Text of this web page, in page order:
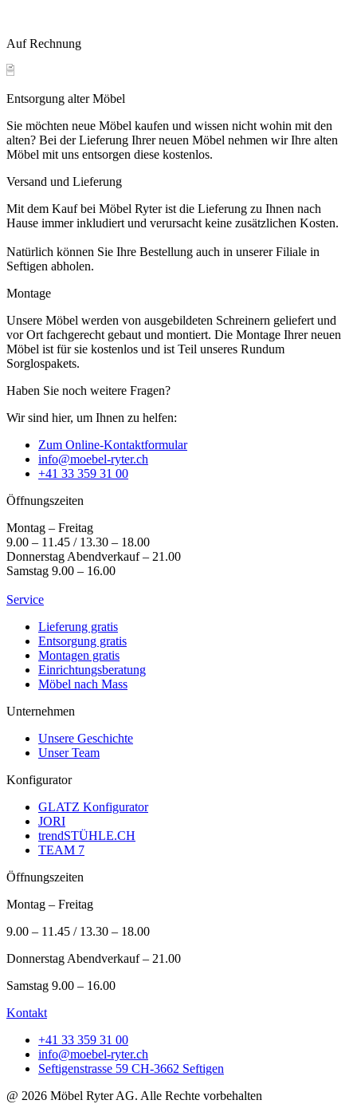
Auf Rechnung
Entsorgung alter Möbel
Sie möchten neue Möbel kaufen und wissen nicht wohin mit den
alten? Bei der Lieferung Ihrer neuen Möbel nehmen wir Ihre alten
Möbel mit uns entsorgen diese kostenlos.
Versand und Lieferung
Mit dem Kauf bei Möbel Ryter ist die Lieferung zu Ihnen nach
Hause immer inkludiert und verursacht keine zusätzlichen Kosten.
Natürlich können Sie Ihre Bestellung auch in unserer Filiale in
Seftigen abholen.
Montage
Unsere Möbel werden von ausgebildeten Schreinern geliefert und
vor Ort fachgerecht gebaut und montiert. Die Montage Ihrer neuen
Möbel ist für sie kostenlos und ist Teil unseres Rundum
Sorglospakets.
Haben Sie noch weitere Fragen?
Wir sind hier, um Ihnen zu helfen:
Zum Online-Kontaktformular
info@moebel-ryter.ch
+41 33 359 31 00
Öffnungszeiten
Montag – Freitag
9.00 – 11.45 / 13.30 – 18.00
Donnerstag Abendverkauf – 21.00
Samstag 9.00 – 16.00
Service
Lieferung gratis
Entsorgung gratis
Montagen gratis
Einrichtungsberatung
Möbel nach Mass
Unternehmen
Unsere Geschichte
Unser Team
Konfigurator
GLATZ Konfigurator
JORI
trendSTÜHLE.CH
TEAM 7
Öffnungszeiten
Montag – Freitag
9.00 – 11.45 / 13.30 – 18.00
Donnerstag Abendverkauf – 21.00
Samstag 9.00 – 16.00
Kontakt
+41 33 359 31 00
info@moebel-ryter.ch
Seftigenstrasse 59 CH-3662 Seftigen
@ 2026 Möbel Ryter AG. Alle Rechte vorbehalten